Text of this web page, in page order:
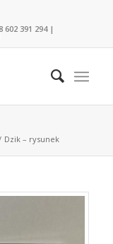
391 294 |
Dzik – rysunek